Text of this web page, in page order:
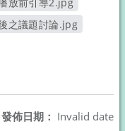
另開新視窗
之議題討論.jpg
發佈日期： Invalid date